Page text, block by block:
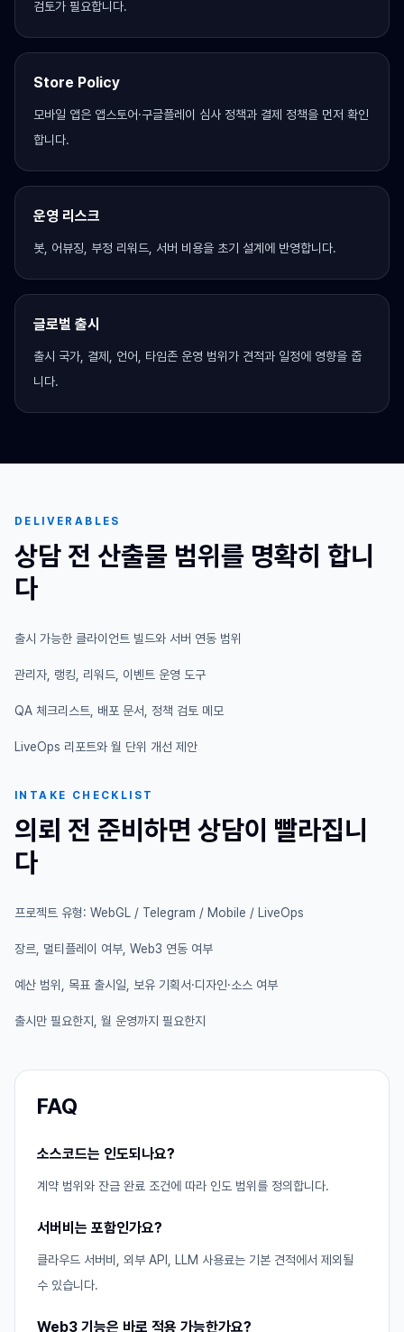
검토가 필요합니다.
Store Policy
모바일 앱은 앱스토어·구글플레이 심사 정책과 결제 정책을 먼저 확인
합니다.
운영 리스크
봇, 어뷰징, 부정 리워드, 서버 비용을 초기 설계에 반영합니다.
글로벌 출시
출시 국가, 결제, 언어, 타임존 운영 범위가 견적과 일정에 영향을 줍
니다.
DELIVERABLES
상담 전 산출물 범위를 명확히 합니
다
출시 가능한 클라이언트 빌드와 서버 연동 범위
관리자, 랭킹, 리워드, 이벤트 운영 도구
QA 체크리스트, 배포 문서, 정책 검토 메모
LiveOps 리포트와 월 단위 개선 제안
INTAKE CHECKLIST
의뢰 전 준비하면 상담이 빨라집니
다
프로젝트 유형: WebGL / Telegram / Mobile / LiveOps
장르, 멀티플레이 여부, Web3 연동 여부
예산 범위, 목표 출시일, 보유 기획서·디자인·소스 여부
출시만 필요한지, 월 운영까지 필요한지
FAQ
소스코드는 인도되나요?
계약 범위와 잔금 완료 조건에 따라 인도 범위를 정의합니다.
서버비는 포함인가요?
클라우드 서버비, 외부 API, LLM 사용료는 기본 견적에서 제외될
수 있습니다.
Web3 기능은 바로 적용 가능한가요?